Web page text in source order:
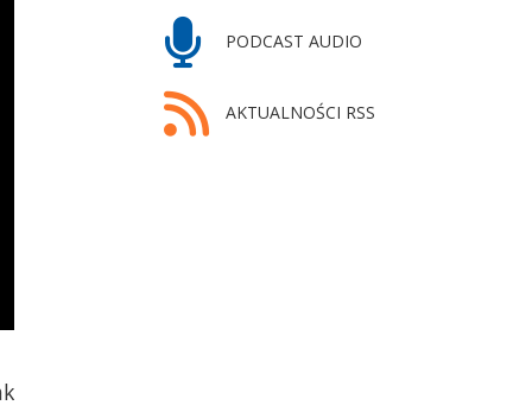
PODCAST AUDIO
AKTUALNOŚCI RSS